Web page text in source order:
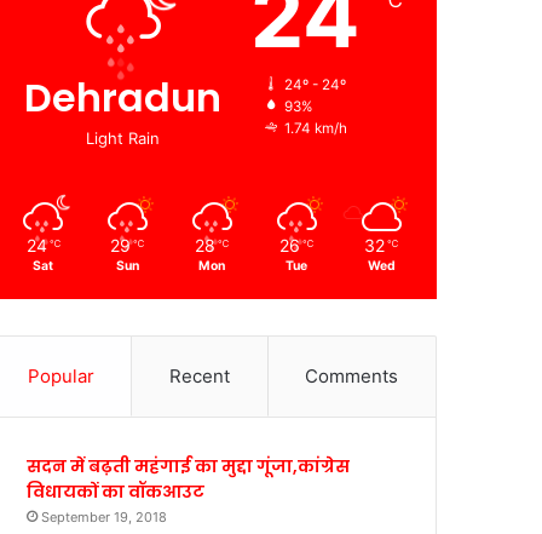
Dehradun
Light Rain
24º - 24º
93%
1.74 km/h
24 ℃
Sat
29 ℃
Sun
28 ℃
Mon
26 ℃
Tue
32 ℃
Wed
Popular Recent Comments
सदन में बढ़ती महंगाई का मुद्दा गूंजा,कांग्रेस
विधायकों का वॉकआउट
September 19, 2018